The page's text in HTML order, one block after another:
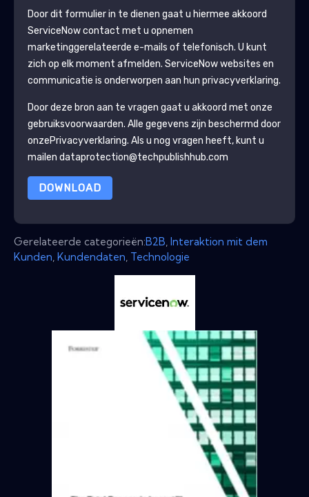
Door dit formulier in te dienen gaat u hiermee akkoord
ServiceNowcontact met u opnemen
marketinggerelateerde e-mails of telefonisch. U kunt
zich op elk moment afmelden. ServiceNowwebsites en
communicatie is onderworpen aan hun privacyverklaring.
Door deze bron aan te vragen gaat u akkoord met onze
gebruiksvoorwaarden. Alle gegevens zijn beschermd door
onzePrivacyverklaring. Als u nog vragen heeft, kunt u
mailen dataprotection@techpublishhub.com
DOWNLOAD
Gerelateerde categorieën:B2B Interaktion mit dem
Kunden Kundendaten Technologie